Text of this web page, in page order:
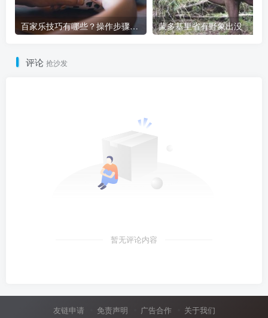
百家乐技巧有哪些？操作步骤有哪些变化？ 蒙多基里省有野象出没
评论 抢沙发
暂无评论内容
友链申请 免责声明 广告合作 关于我们